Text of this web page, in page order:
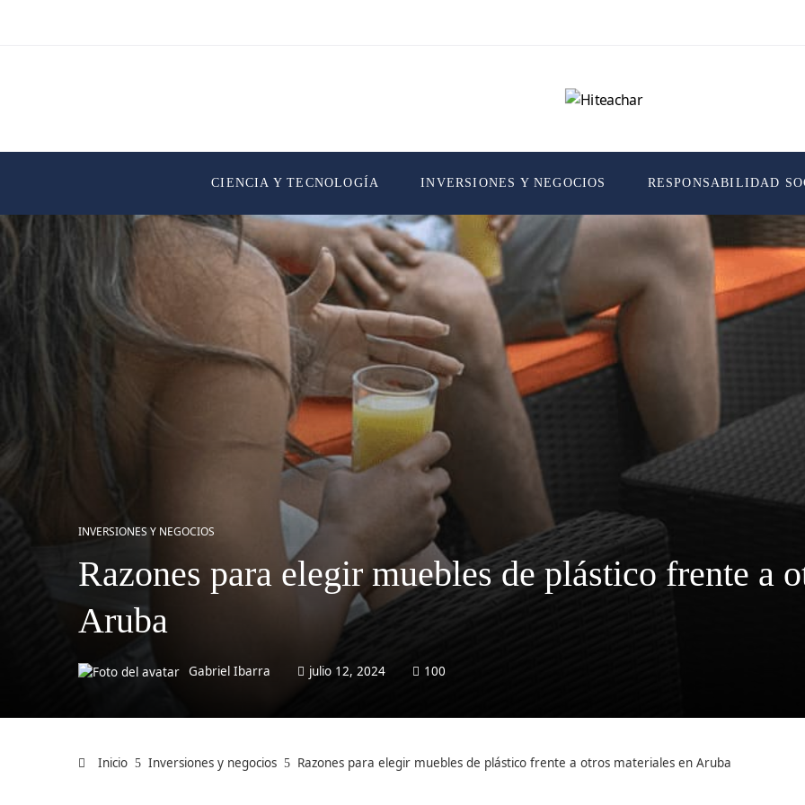
CIENCIA Y TECNOLOGÍA INVERSIONES Y NEGOCIOS RESPONSABILIDAD
INVERSIONES Y NEGOCIOS
Razones para elegir muebles de plástico frente a
Aruba
Gabriel Ibarra julio 12, 2024 100
Inicio Inversiones y negocios Razones para elegir muebles de plástico frente a otros materiales en Aruba